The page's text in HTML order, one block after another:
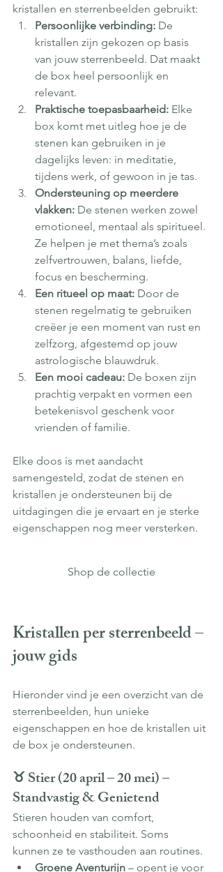
kristallen en sterrenbeelden gebruikt:
Persoonlijke verbinding: De
kristallen zijn gekozen op basis
van jouw sterrenbeeld. Dat maakt
de box heel persoonlijk en
relevant.
Praktische toepasbaarheid: Elke
box komt met uitleg hoe je de
stenen kan gebruiken in je
dagelijks leven: in meditatie,
tijdens werk, of gewoon in je tas.
Ondersteuning op meerdere
vlakken: De stenen werken zowel
emotioneel, mentaal als spiritueel.
Ze helpen je met thema’s zoals
zelfvertrouwen, balans, liefde,
focus en bescherming.
Een ritueel op maat: Door de
stenen regelmatig te gebruiken
creëer je een moment van rust en
zelfzorg, afgestemd op jouw
astrologische blauwdruk.
Een mooi cadeau: De boxen zijn
prachtig verpakt en vormen een
betekenisvol geschenk voor
vrienden of familie.
Elke doos is met aandacht
samengesteld, zodat de stenen en
kristallen je ondersteunen bij de
uitdagingen die je ervaart en je sterke
eigenschappen nog meer versterken.
Shop de collectie
Kristallen per sterrenbeeld –
jouw gids
Hieronder vind je een overzicht van de
sterrenbeelden, hun unieke
eigenschappen en hoe de kristallen uit
de box je ondersteunen.
♉ Stier (20 april – 20 mei) –
Standvastig & Genietend
Stieren houden van comfort,
schoonheid en stabiliteit. Soms
kunnen ze te vasthouden aan routines.
Groene Aventurijn – opent je voor